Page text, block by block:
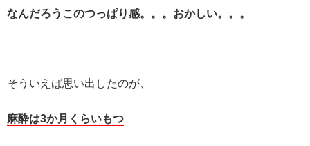
なんだろうこのつっぱり感。。。おかしい。。。
そういえば思い出したのが、
麻酔は3か月くらいもつ